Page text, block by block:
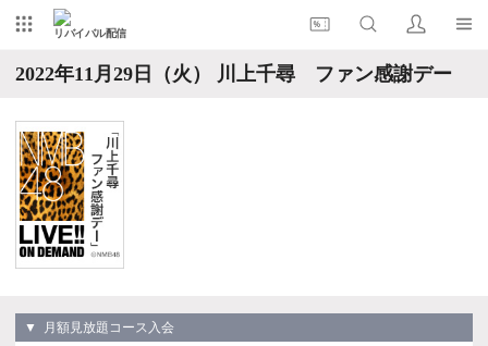
リバイバル配信
2022年11月29日（火） 川上千尋 ファン感謝デー
▼ 月額見放題コース入会